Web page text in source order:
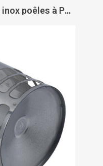
Terminal de protection inox poêles à Pellets - TEN